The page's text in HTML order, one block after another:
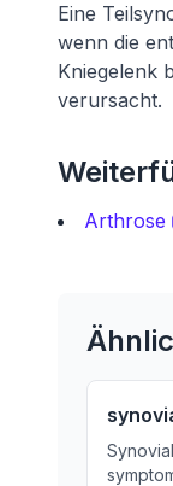
Eine
wenn die
Kniegelenk
verursacht.
Arthrose